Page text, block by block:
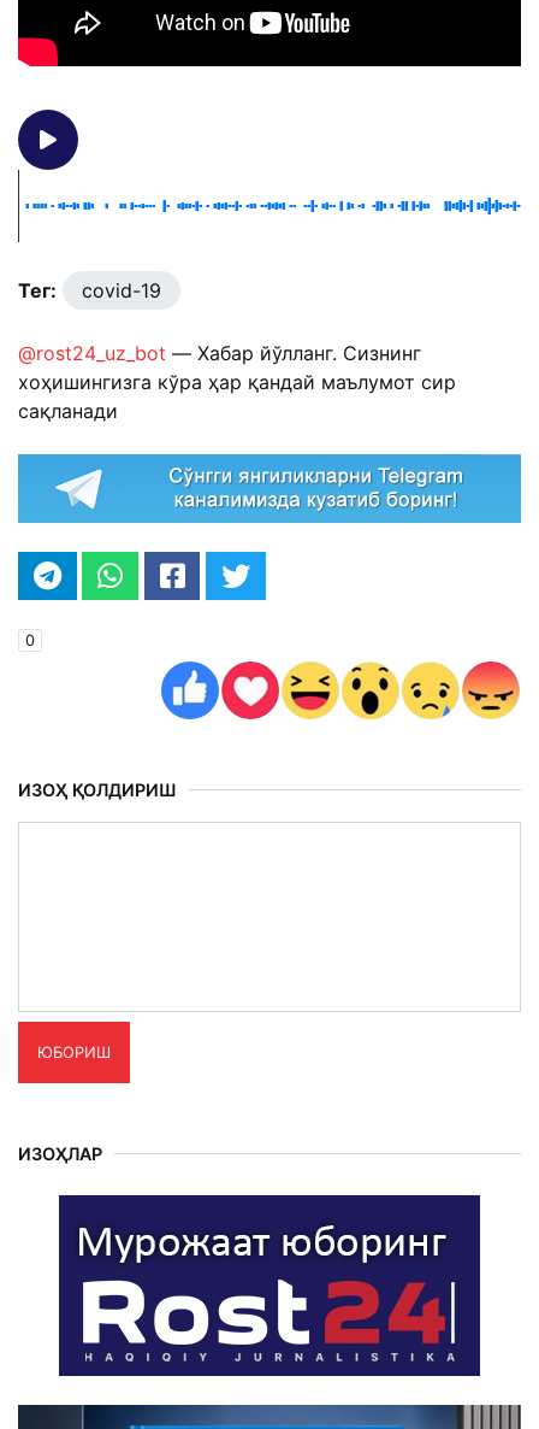
Тег: covid-19
@rost24_uz_bot — Хабар йўлланг. Сизнинг
хоҳишингизга кўра ҳар қандай маълумот сир
сақланади
0
ИЗОҲ ҚОЛДИРИШ
ЮБОРИШ
ИЗОҲЛАР